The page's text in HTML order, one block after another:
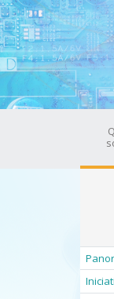
Pular para o